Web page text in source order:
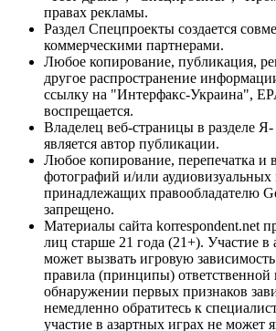
правах рекламы.
Раздел Спецпроекты создается
коммерческими партнерами.
Любое копирование, публикация,
другое распространение
ссылку на "Интерфакс-Украина",
воспрещается.
Владелец веб-страницы в разделе
является автор публикации.
Любое копирование, перепечатка и
фотографий и/или аудиовизуальных
принадлежащих правообладателю
запрещено.
Материалы сайта korrespondent.net
лиц старше 21 года (21+). Участие в
может вызвать игровую
правила (принципы)
обнаружении первых признаков
немедленно обратитесь к
участие в азартных играх не может